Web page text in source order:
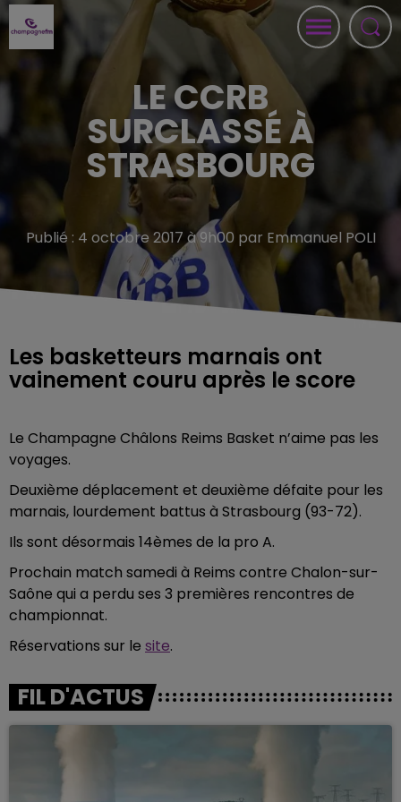
LE CCRB
SURCLASSÉ À
STRASBOURG
Publié : 4 octobre 2017 à 9h00 par Emmanuel POLI
Les basketteurs marnais ont
vainement couru après le score
Le Champagne Châlons Reims Basket n’aime pas les
voyages.
Deuxième déplacement et deuxième défaite pour les
marnais, lourdement battus à Strasbourg (93-72).
Ils sont désormais 14èmes de la pro A.
Prochain match samedi à Reims contre Chalon-sur-
Saône qui a perdu ses 3 premières rencontres de
championnat.
Réservations sur le site.
FIL D'ACTUS